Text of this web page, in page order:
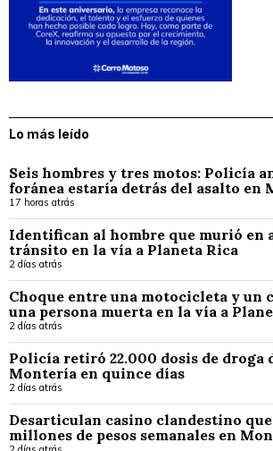
Lo más leído
Seis hombres y tres motos: Policía
foránea estaría detrás del asalto en
17 horas atrás
Identifican al hombre que murió en
tránsito en la vía a Planeta Rica
2 días atrás
Choque entre una motocicleta y un
una persona muerta en la vía a
2 días atrás
Policía retiró 22.000 dosis de droga
Montería en quince días
2 días atrás
Desarticulan casino clandestino
millones de pesos semanales en